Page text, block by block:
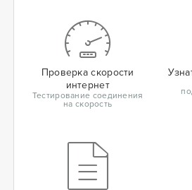
Проверка скорости
интернет
Тестирование соединения
на скорость